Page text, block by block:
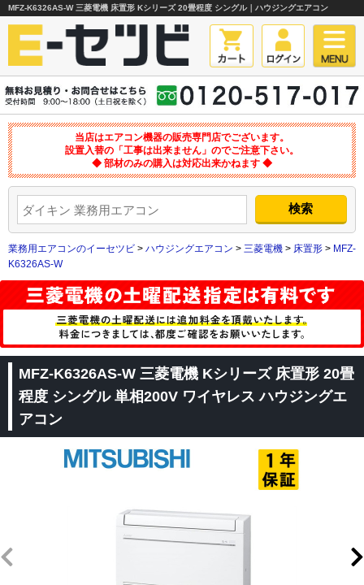
MFZ-K6326AS-W 三菱電機 床置形 Kシリーズ 20畳程度 シングル｜ハウジングエアコン
当店はエアコン機器の販売専門店でございます。
設置入替の「工事は出来ません」のでご注意下さい。
◆ 部材のみの購入は対応出来かねます ◆
業務用エアコンのイーセツビ > ハウジングエアコン > 三菱電機 > 床置形 > MFZ-
K6326AS-W
MFZ-K6326AS-W 三菱電機 Kシリーズ 床置形 20畳
程度 シングル 単相200V ワイヤレス ハウジングエ
アコン